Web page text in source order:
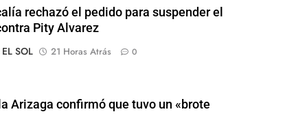
rechazó el pedido para suspender el
Pity Alvarez
SOL
21 Horas Atrás 0
Arizaga confirmó que tuvo un «brote